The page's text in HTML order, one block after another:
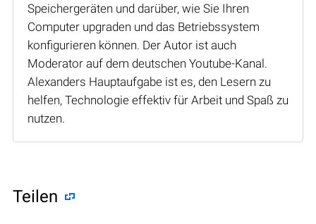
Speichergeräten und darüber, wie Sie Ihren
Computer upgraden und das Betriebssystem
konfigurieren können. Der Autor ist auch
Moderator auf dem deutschen Youtube-Kanal.
Alexanders Hauptaufgabe ist es, den Lesern zu
helfen, Technologie effektiv für Arbeit und Spaß zu
nutzen.
Teilen